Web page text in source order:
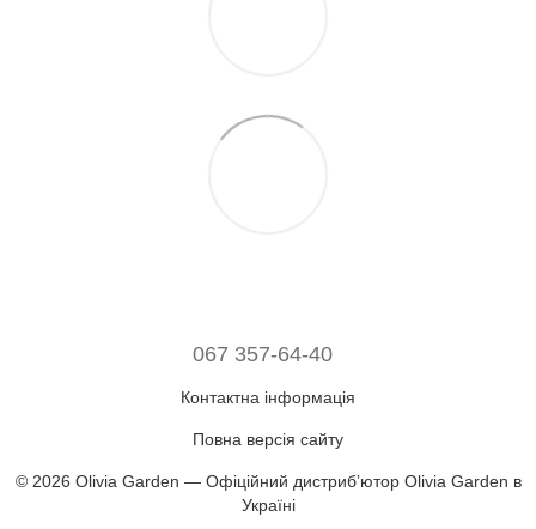
067 357-64-40
Контактна інформація
Повна версія сайту
© 2026 Olivia Garden — Офіційний дистрибʼютор Olivia Garden в
Україні